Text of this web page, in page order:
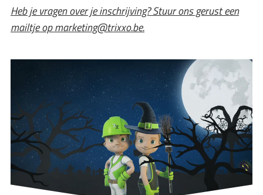
Heb je vragen over je inschrijving? Stuur ons gerust een
mailtje op marketing@trixxo.be.